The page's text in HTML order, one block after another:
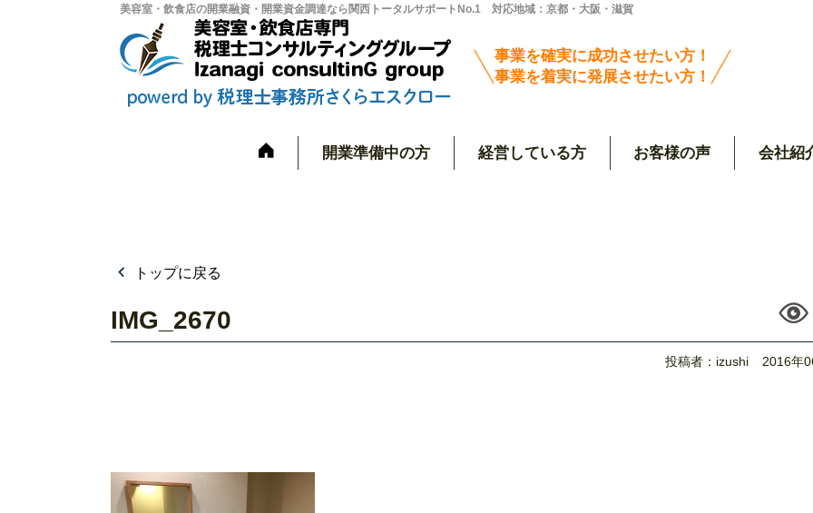
美容室・飲食店の開業融資・開業資金調達なら関西トータルサポートNo.1 対応地域：京都・大阪・滋賀
事業を確実に成功させたい方！
事業を着実に発展させたい方！
開業準備中の方 経営している方 お客様の声 会社紹
トップに戻る
IMG_2670
投稿者：izushi 2016年